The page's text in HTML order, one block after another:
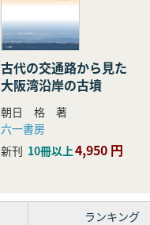
古代の交通路から見た
大阪湾沿岸の古墳
朝日 格 著
六一書房
新刊 10冊以上4,950 円
ランキング